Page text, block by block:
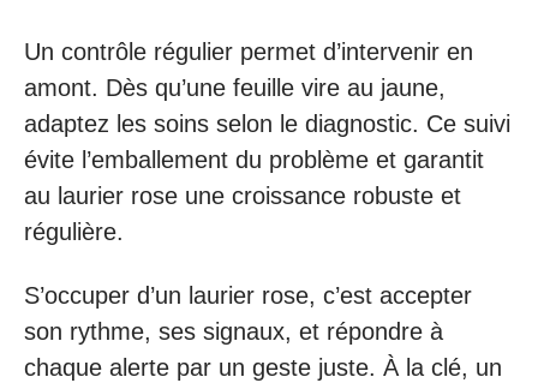
Un contrôle régulier permet d’intervenir en
amont. Dès qu’une feuille vire au jaune,
adaptez les soins selon le diagnostic. Ce suivi
évite l’emballement du problème et garantit
au laurier rose une croissance robuste et
régulière.
S’occuper d’un laurier rose, c’est accepter
son rythme, ses signaux, et répondre à
chaque alerte par un geste juste. À la clé, un